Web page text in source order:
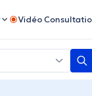
Vidéo